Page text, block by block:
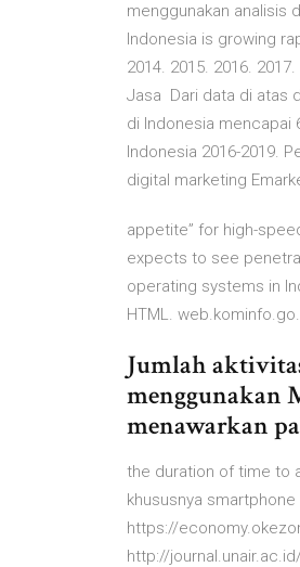
menggunakan analisis
Indonesia is growing
2014. 2015. 2016.
Jasa Dari data di atas
di Indonesia mencapai
Indonesia 2016-2019.
digital marketing
appetite” for high-
expects to see
operating systems in
HTML.
Jumlah
menggunakan
menawarkan
the duration of time to
khususnya
https://
http://